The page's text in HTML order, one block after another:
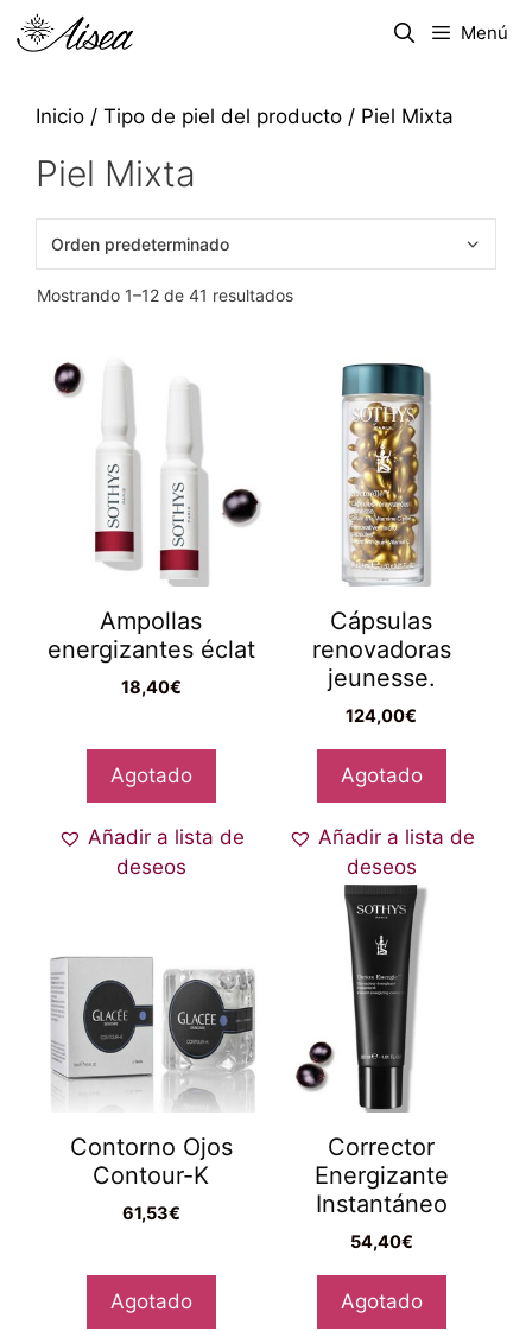
Menú
Inicio / Tipo de piel del producto / Piel Mixta
Piel Mixta
Mostrando 1–12 de 41 resultados
Ampollas
energizantes éclat
18,40€
Agotado
Añadir a lista de
deseos
Cápsulas
renovadoras
jeunesse.
124,00€
Agotado
Añadir a lista de
deseos
Contorno Ojos
Contour-K
61,53€
Agotado
Corrector
Energizante
Instantáneo
54,40€
Agotado